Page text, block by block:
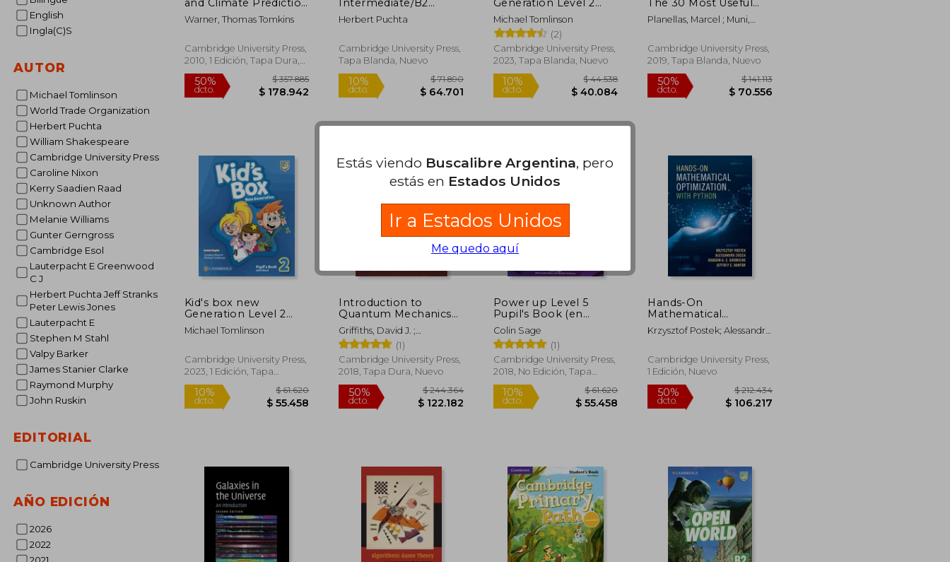
English
Ingla(C)S
AUTOR
Michael Tomlinson
World Trade Organization
Herbert Puchta
William Shakespeare
Cambridge University Press
Caroline Nixon
Kerry Saadien Raad
Unknown Author
Melanie Williams
Gunter Gerngross
Cambridge Esol
Lauterpacht E Greenwood
C J
Herbert Puchta Jeff Stranks
Peter Lewis Jones
Lauterpacht E
Stephen M Stahl
Valpy Barker
James Stanier Clarke
Raymond Murphy
John Ruskin
EDITORIAL
Cambridge University Press
AÑO EDICIÓN
2026
2022
(en Inglés)
Warner, Thomas Tomkins
Cambridge University Press,
2010, 1 Edición, Tapa Dura,
Nuevo
50%
dcto. $ 178.942
Student's Book with
eBook [With eBook]
Herbert Puchta
Cambridge University Press,
Tapa Blanda, Nuevo
$ 71.890
$ 64.701
Activity Book with
Digital Pack British
English (en Inglés)
Michael Tomlinson
(2)
Cambridge University Press,
2023, Tapa Blanda, Nuevo
$ 44.538
$ 40.084
Models (en Inglés)
Planellas, Marcel ; Muni,
Cambridge University Press,
2019, Tapa Blanda, Nuevo
50%
dcto.
Kid's box new
Generation Level 2
Pupil's Book With
Ebook British English
Michael Tomlinson
Cambridge University Press,
2023, 1 Edición, Tapa
Blanda, Nuevo
Introduction to
Quantum Mechanics
(en Inglés)
Griffiths, David J. ;
Schroeter, Darrell F.
(1)
Cambridge University Press,
2018, Tapa Dura, Nuevo
Power up Level 5
Pupil's Book (en
Inglés)
Colin Sage
(1)
Cambridge University Press,
2018, No Edición, Tapa
Blanda, Nuevo
Hands-On
Mathematical
Optimization With
Python (en Inglés)
Krzysztof Postek; Alessandro
Gromicho; Jeffrey C. Kantor
Cambridge University Press,
1 Edición, Nuevo
Estás viendo Buscalibre Argentina, pero
estás en Estados Unidos
Ir a Estados Unidos
Me quedo aquí